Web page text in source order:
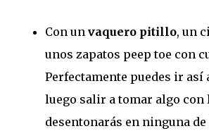
Con un vaquero pitillo, un
unos zapatos peep toe con
Perfectamente puedes ir así
luego salir a tomar algo con
desentonarás en ninguna de